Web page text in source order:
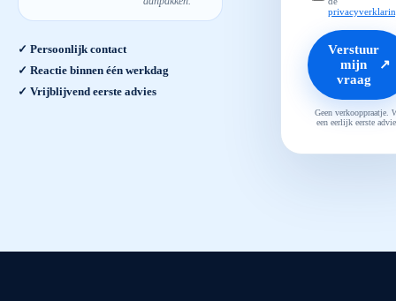
✓ Persoonlijk contact
✓ Reactie binnen één werkdag
✓ Vrijblijvend eerste advies
Verstuur
mijn
vraag
↗
Geen verkooppraatje.
een eerlijk eerste